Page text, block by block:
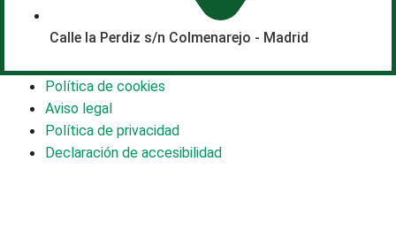
Calle la Perdiz s/n Colmenarejo - Madrid
Política de cookies
Aviso legal
Política de privacidad
Declaración de accesibilidad